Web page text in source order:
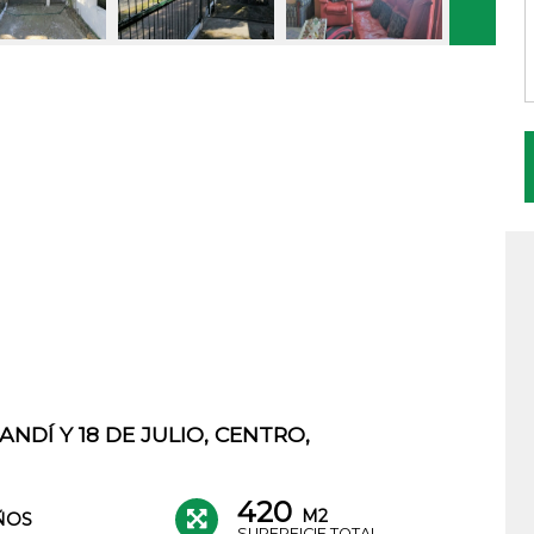
Y 18 DE JULIO, CENTRO,
420 M2